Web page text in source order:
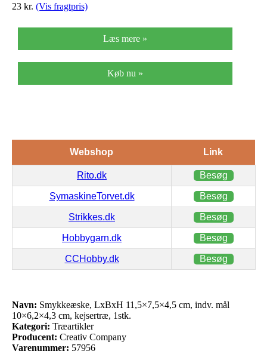
10×6,2×4,3
cm, kejsertræ,
1stk.
23 kr. (Vis fragtpris)
Læs mere »
Køb nu »
Webshop Link
Rito.dk Besøg
SymaskineTorvet.dk Besøg
Strikkes.dk Besøg
Hobbygarn.dk Besøg
CCHobby.dk Besøg
Navn: Smykkeæske, LxBxH 11,5×7,5×4,5 cm, indv. mål
10×6,2×4,3 cm, kejsertræ, 1stk.
Kategori: Træartikler
Producent: Creativ Company
Varenummer: 57956